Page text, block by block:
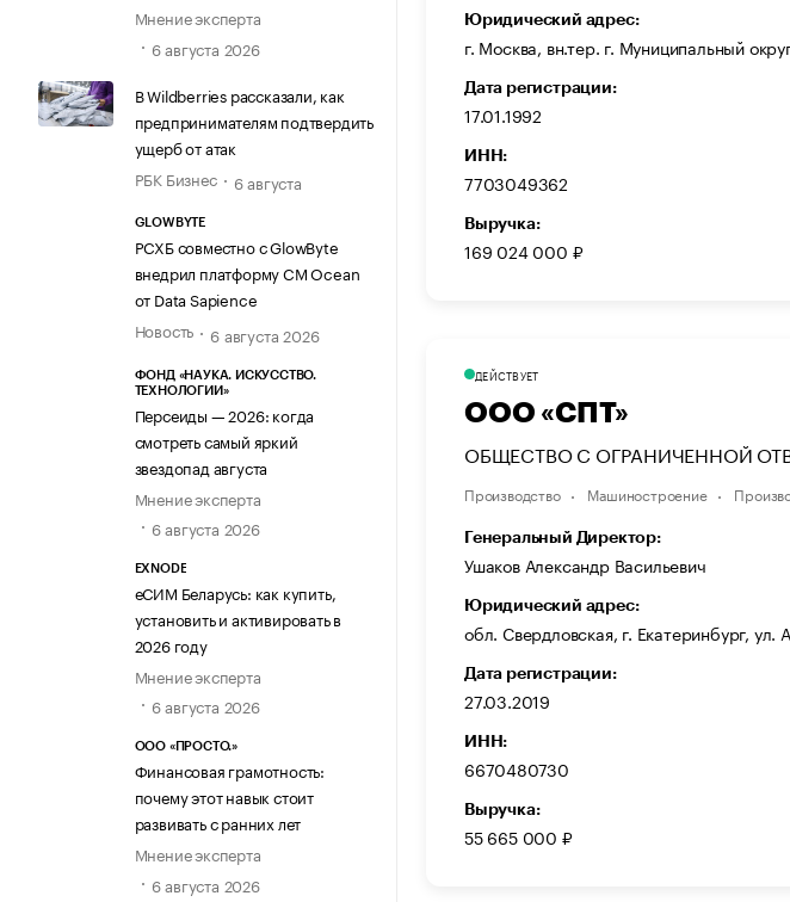
Мнение эксперта
6 августа 2026
В Wildberries рассказали, как
предпринимателям подтвердить
ущерб от атак
РБК Бизнес
6 августа
GLOWBYTE
РСХБ совместно с GlowByte
внедрил платформу CM Ocean
от Data Sapience
Новость
6 августа 2026
ФОНД «НАУКА. ИСКУССТВО.
ТЕХНОЛОГИИ»
Персеиды — 2026: когда
смотреть самый яркий
звездопад августа
Мнение эксперта
6 августа 2026
EXNODE
еСИМ Беларусь: как купить,
установить и активировать в
2026 году
Мнение эксперта
6 августа 2026
ООО «ПРОСТО.»
Финансовая грамотность:
почему этот навык стоит
развивать с ранних лет
Мнение эксперта
6 августа 2026
Юридический адрес:
г. Москва, вн.тер. г. Муниципальный
Дата регистрации:
17.01.1992
ИНН:
7703049362
Выручка:
169 024 000 ₽
ДЕЙСТВУЕТ
ООО «СПТ»
ОБЩЕСТВО С ОГРАНИЧЕННОЙ
Производство Машиностроение
Генеральный Директор:
Ушаков Александр Васильевич
Юридический адрес:
обл. Свердловская, г. Екатеринбург, ул.
Дата регистрации:
27.03.2019
ИНН:
6670480730
Выручка:
55 665 000 ₽